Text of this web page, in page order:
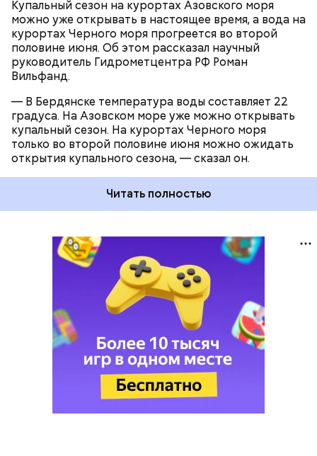
Купальный сезон на курортах Азовского моря
можно уже открывать в настоящее время, а вода на
курортах Черного моря прогреется во второй
половине июня. Об этом рассказал научный
руководитель Гидрометцентра РФ Роман
Вильфанд.
— В Бердянске температура воды составляет 22
градуса. На Азовском море уже можно открывать
купальный сезон. На курортах Черного моря
только во второй половине июня можно ожидать
открытия купального сезона, — сказал он.
Читать полностью